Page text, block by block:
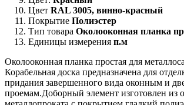
Цвет RAL 3005, винно-красный
Покрытие Полиэстер
Тип товара Околооконная планка
Единицы измерения п.м
Околооконная планка простая для
Корабельная доска предназначена для
придания завершенного вида оконным и
проемам.Доборный элемент изготовлен из